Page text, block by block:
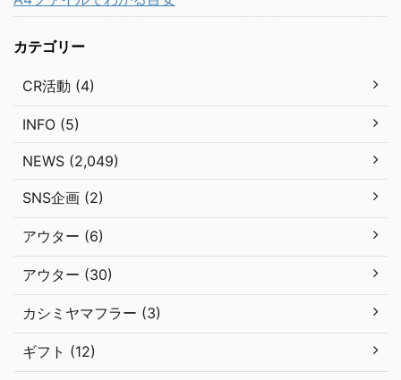
カテゴリー
CR活動 (4)
INFO (5)
NEWS (2,049)
SNS企画 (2)
アウター (6)
アウター (30)
カシミヤマフラー (3)
ギフト (12)